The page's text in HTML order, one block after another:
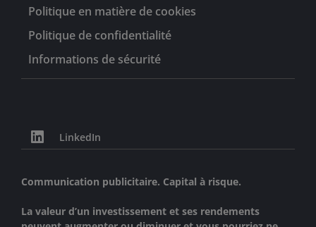
Politique en matière de cookies
Politique de confidentialité
Informations de sécurité
LinkedIn
Communication publicitaire. Capital à risque.
La valeur d’un investissement et ses rendements